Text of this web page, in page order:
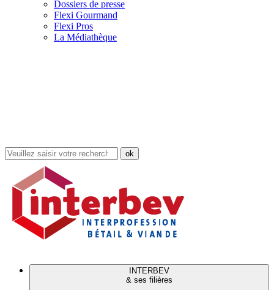
Dossiers de presse
Flexi Gourmand
Flexi Pros
La Médiathèque
Rechercher
dans
site
INTERBEV
& ses filières